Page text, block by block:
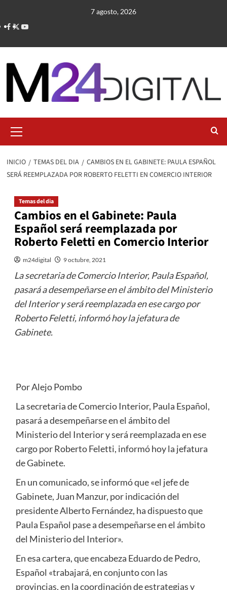
contenido
7 agosto, 2026
primario
INICIO TEMAS DEL DIA
CAMBIOS EN EL GABINETE: PAULA ESPAÑOL
SERÁ REEMPLAZADA POR ROBERTO FELETTI EN COMERCIO INTERIOR
Temas del dia
Cambios en el Gabinete: Paula
Español será reemplazada por
Roberto Feletti en Comercio Interior
m24digital 9 octubre, 2021
La secretaria de Comercio Interior, Paula Español,
pasará a desempeñarse en el ámbito del Ministerio
del Interior y será reemplazada en ese cargo por
Roberto Feletti, informó hoy la jefatura de
Gabinete.
Por Alejo Pombo
La secretaria de Comercio Interior, Paula Español,
pasará a desempeñarse en el ámbito del
Ministerio del Interior y será reemplazada en ese
cargo por Roberto Feletti, informó hoy la jefatura
de Gabinete.
En un comunicado, se informó que «el jefe de
Gabinete, Juan Manzur, por indicación del
presidente Alberto Fernández, ha dispuesto que
Paula Español pase a desempeñarse en el ámbito
del Ministerio del Interior».
En esa cartera, que encabeza Eduardo de Pedro,
Español «trabajará, en conjunto con las
provincias, en la coordinación de estrategias y